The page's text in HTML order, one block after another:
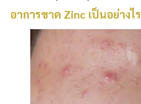
อาการขาด Zinc เป็นอย่างไร